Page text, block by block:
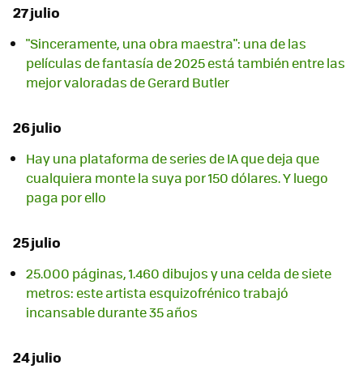
27 julio
"Sinceramente, una obra maestra": una de las
películas de fantasía de 2025 está también entre las
mejor valoradas de Gerard Butler
26 julio
Hay una plataforma de series de IA que deja que
cualquiera monte la suya por 150 dólares. Y luego
paga por ello
25 julio
25.000 páginas, 1.460 dibujos y una celda de siete
metros: este artista esquizofrénico trabajó
incansable durante 35 años
24 julio